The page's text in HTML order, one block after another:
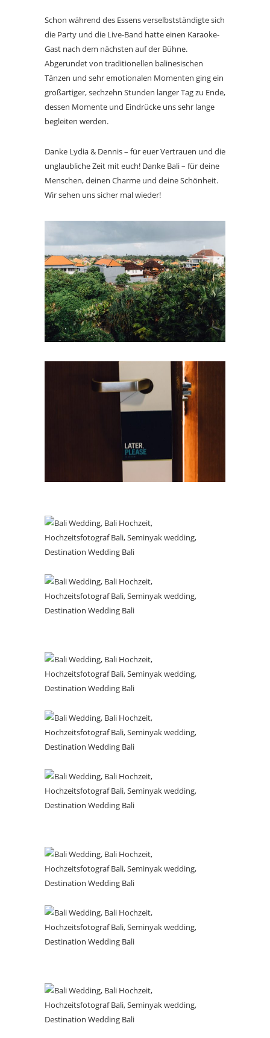
Schon während des Essens verselbstständigte sich
die Party und die Live-Band hatte einen Karaoke-
Gast nach dem nächsten auf der Bühne.
Abgerundet von traditionellen balinesischen
Tänzen und sehr emotionalen Momenten ging ein
großartiger, sechzehn Stunden langer Tag zu Ende,
dessen Momente und Eindrücke uns sehr lange
begleiten werden.
Danke Lydia & Dennis – für euer Vertrauen und die
unglaubliche Zeit mit euch! Danke Bali – für deine
Menschen, deinen Charme und deine Schönheit.
Wir sehen uns sicher mal wieder!